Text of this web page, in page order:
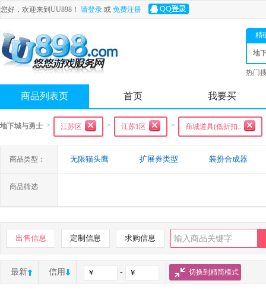
您好，欢迎来到UU898！ 请登录 或 免费注册
精
地
士
热门
商品列表页 首页 我要买
地下城与勇士 > 江苏区 > 江苏1区 > 商城道具(低折扣..
商品类型： 无限猫头鹰 扩展券类型 装扮合成器
商品筛选
出售信息 定制信息 求购信息
最新 信用 - 切换到精简模式